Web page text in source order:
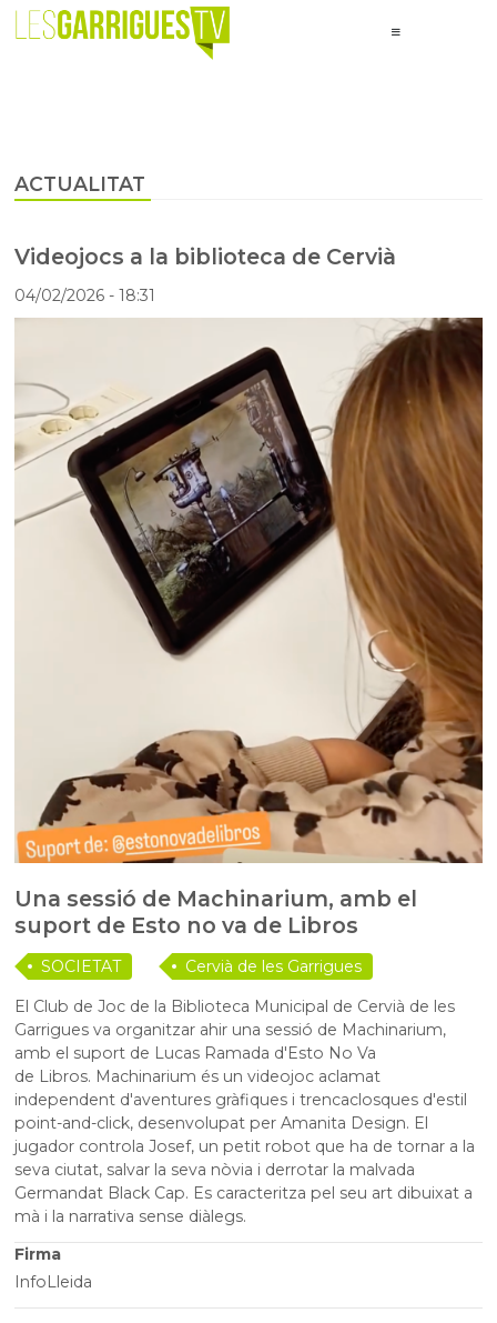
ACTUALITAT
Videojocs a la biblioteca de Cervià
04/02/2026- 18:31
Una sessió de Machinarium, amb el
suport de Esto no va de Libros
SOCIETAT
Cervià de les Garrigues
El Club de Joc de la Biblioteca Municipal de Cervià de les
Garrigues va organitzar ahir una sessió de Machinarium,
amb el suport de Lucas Ramada d'Esto No Va
de Libros. Machinarium és un videojoc aclamat
independent d'aventures gràfiques i trencaclosques d'estil
point-and-click, desenvolupat per Amanita Design. El
jugador controlaJosef, un petit robot que ha de tornar a la
seva ciutat, salvar la seva nòvia i derrotar la malvada
Germandat Black Cap. Es caracteritza pel seu art dibuixat a
mà i la narrativa sense diàlegs.
Firma
InfoLleida